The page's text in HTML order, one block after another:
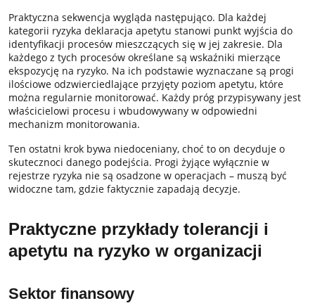
Praktyczna sekwencja wygląda następująco. Dla każdej
kategorii ryzyka deklaracja apetytu stanowi punkt wyjścia do
identyfikacji procesów mieszczących się w jej zakresie. Dla
każdego z tych procesów określane są wskaźniki mierzące
ekspozycję na ryzyko. Na ich podstawie wyznaczane są progi
ilościowe odzwierciedlające przyjęty poziom apetytu, które
można regularnie monitorować. Każdy próg przypisywany jest
właścicielowi procesu i wbudowywany w odpowiedni
mechanizm monitorowania.
Ten ostatni krok bywa niedoceniany, choć to on decyduje o
skutecznoci danego podejścia. Progi żyjące wyłącznie w
rejestrze ryzyka nie są osadzone w operacjach – muszą być
widoczne tam, gdzie faktycznie zapadają decyzje.
Praktyczne przykłady tolerancji i
apetytu na ryzyko w organizacji
Sektor finansowy